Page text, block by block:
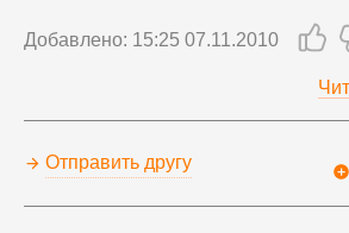
Добавлено: 15:25 07.11.2010
Отправить другу